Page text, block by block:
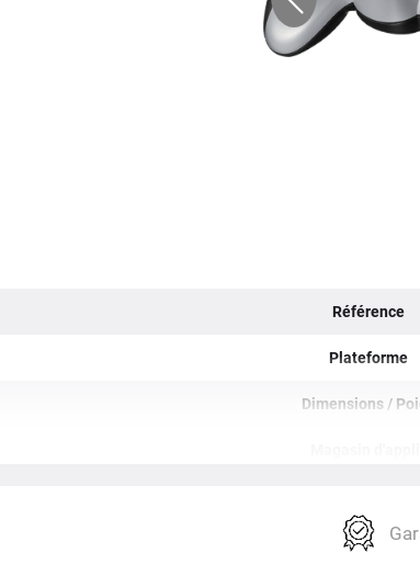
Référence
Plateforme
Dimensions /